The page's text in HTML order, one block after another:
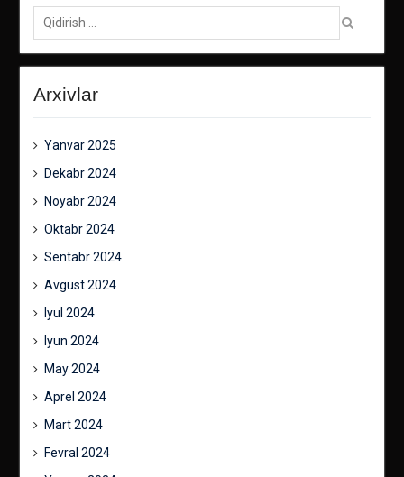
Qidirish:
Arxivlar
Yanvar 2025
Dekabr 2024
Noyabr 2024
Oktabr 2024
Sentabr 2024
Avgust 2024
Iyul 2024
Iyun 2024
May 2024
Aprel 2024
Mart 2024
Fevral 2024